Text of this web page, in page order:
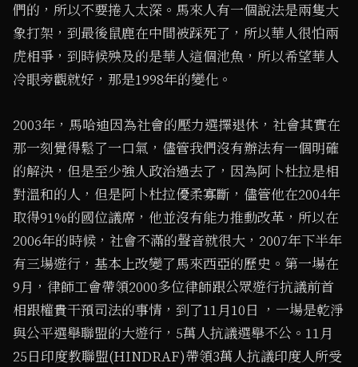
們的，所以不要捲入太深。馬來人有一個說法是兩隻大
象打架，到最後鼠鹿在中間被踩死了，所以華人很怕兩
虎相爭，到時候殃及的是華人這個池魚，所以希望華人
冷眼旁觀就好，那是1998年的變化。
2003年，馬哈迪因為社會的壓力選擇退休，社會其實在
那一刻覺得鬆了一口氣，儘管我們沒有辦法有一個明確
的解決，但是至少強人政治過去了，因為阿卜杜拉是相
對溫和的人，但是阿卜杜拉優柔寡斷，儘管他在2004年
取得91%的國位議席，他並沒有能力推動改革，所以在
2006年的時候，社會不滿的聲音就很大，2007年下半年
有三場遊行，基本上改變了馬來西亞的歷史。第一場在
9月，律師工會帶領2000多位律師跟公眾遊行抗議前首
相跟權貴干預司法的事情，到了11月10日 ，一場是乾淨
與公平選舉聯盟的大遊行，5萬人抗議選舉不公。11月
25日印度教聯盟(HINDRAF)帶領3萬人抗議印度人所受